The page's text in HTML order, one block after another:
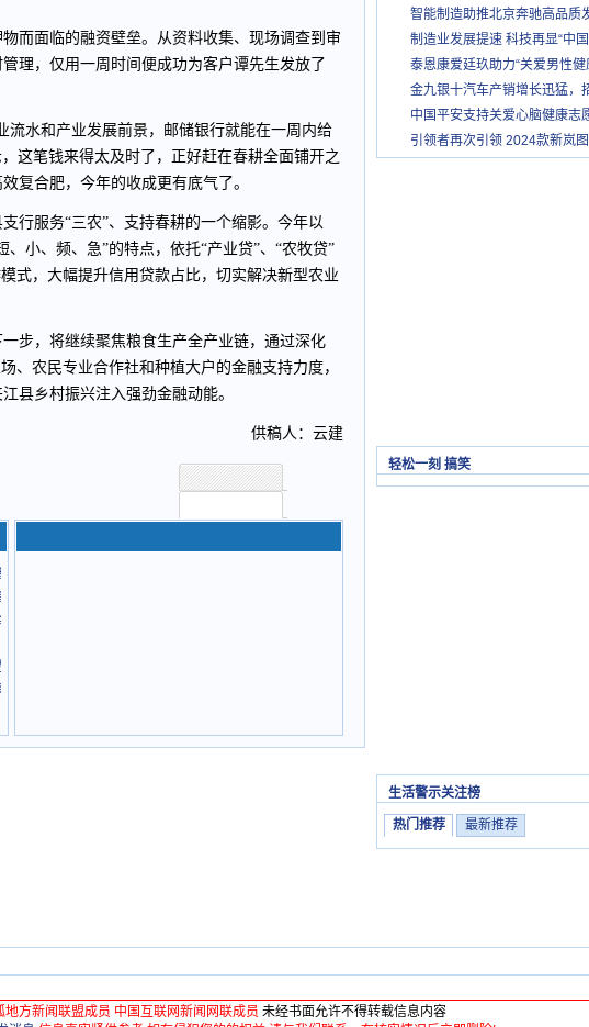
而面临的融资壁垒。从资料收集、现场调查到审
理，仅用一周时间便成功为客户谭先生发放了
流水和产业发展前景，邮储银行就能在一周内给
这笔钱来得太及时了，正好赶在春耕全面铺开之
复合肥，今年的收成更有底气了。
行服务“三农”、支持春耕的一个缩影。今年以
小、频、急”的特点，依托“产业贷”、“农牧贷”
式，大幅提升信用贷款占比，切实解决新型农业
步，将继续聚焦粮食生产全产业链，通过深化
、农民专业合作社和种植大户的金融支持力度，
县乡村振兴注入强劲金融动能。
供稿人：云建
行自贡分行落地全省首笔“川农贷”
届自贡灯会的“满分体验”
子”
邮储5.15护航金融民生
金融领域扫黑除恶
智能制造助推北京奔驰高品质
制造业发展提速 科技再显“中
泰恩康爱廷玖助力“关爱男性健
金九银十汽车产销增长迅猛，
中国平安支持关爱心脑健康志
引领者再次引领 2024款新岚
轻松一刻 搞笑
生活警示关注榜
热门推荐 最新推荐
地方新闻联盟成员 中国互联网新闻网联成员 未经书面允许不得转载信息内容